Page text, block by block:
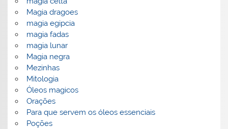
Magia dragoes
magia egipcia
magia fadas
magia lunar
Magia negra
Mezinhas
Mitologia
Óleos magicos
Orações
Para que servem os óleos essenciais
Poções